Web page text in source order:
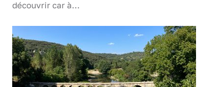
découvrir car à…